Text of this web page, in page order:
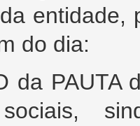
entidade,
do dia:
da PAUTA